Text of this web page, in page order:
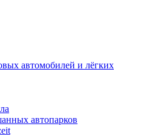
автомобилей и лёгких
автопарков